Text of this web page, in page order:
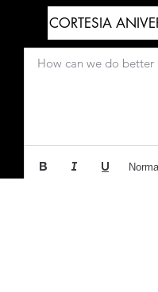
CORTESIA
How can we do better